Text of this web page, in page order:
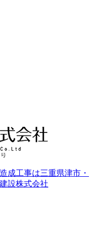
成工事は三重県津市・
設株式会社